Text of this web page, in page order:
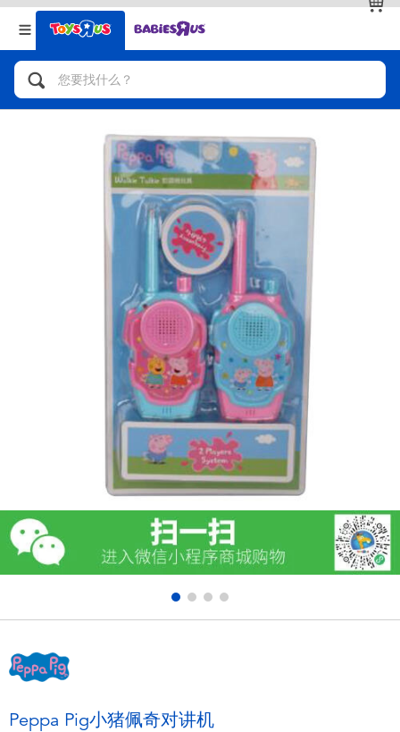
返回
分类目录
人气英雄，角色扮演，射击玩具
自行车，滑板车，骑乘车
拼砌组合及乐高LEGO
玩具车，货车，火车及遥控系列
手工艺，文具，蜡笔，泥胶，画板
娃娃，芭比，收藏公仔
电子玩具
游戏及拼图系列
益智学习玩具
户外及运动产品
模仿，化妆及造型系列
毛绒公仔玩具
返回
品牌
查看全部
Peppa Pig小猪佩奇对讲机